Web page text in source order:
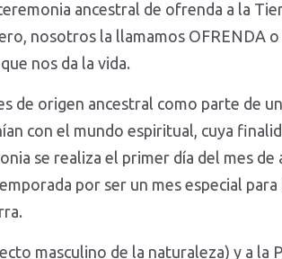
ancestral de ofrenda a la
nosotros la llamamos OFRENDA
nos da la vida.
de origen ancestral como parte de
con el mundo espiritual, cuya
se realiza el primer día del mes
por ser un mes especial para
masculino de la naturaleza) y a la